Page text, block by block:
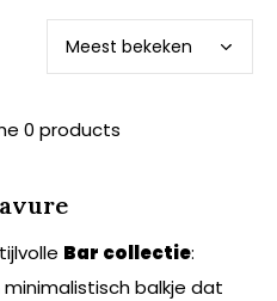
0 products
Bar collectie:
balkje dat